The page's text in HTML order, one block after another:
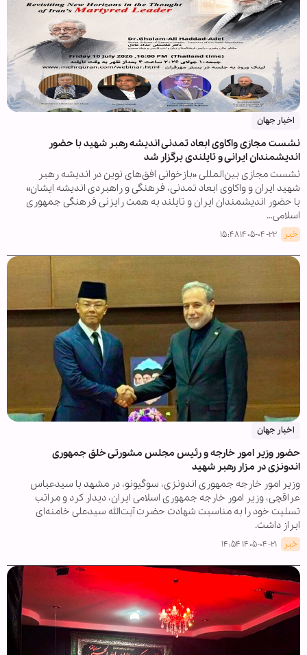
اخبار جهان
نشست مجازی واکاوی ابعاد تمدنی اندیشه رهبر شهید با حضور
اندیشمندان ایرانی و تایلندی برگزار شد
نشست مجازی بین‌المللی «بازخوانی افق‌های نوین در اندیشه رهبر
شهید ایران و واکاوی ابعاد تمدنی، فرهنگی و راهبردی اندیشه ایشان»
با حضور اندیشمندان ایران و تایلند به همت رایزنی فرهنگی جمهوری
اسلامی…
خبر ۱۴۰۵-۰۴-۲۲ ۱۵:۴۸
اخبار جهان
حضور وزیر امور خارجه و رئیس مجلس مشورتی خلق جمهوری
اندونزی در مزار رهبر شهید
وزیر امور خارجه جمهوری اندونزی، سوگیونو، در مشهد با سیدعباس
عراقچی، وزیر امور خارجه جمهوری اسلامی ایران، دیدار کرد و مراتب
تسلیت خود را به مناسبت شهادت حضرت آیت‌الله سیدعلی خامنه‌ای
ابراز داشت.
خبر ۱۴۰۵-۰۴-۲۱ ۱۴:۵۴